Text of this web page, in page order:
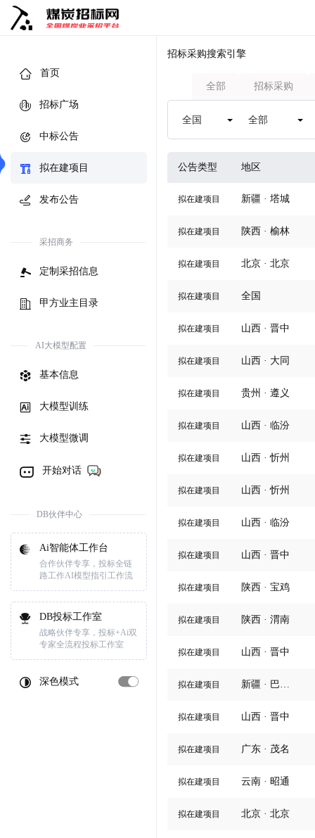
首页
招标广场
中标公告
拟在建项目
发布公告
采招商务
定制采招信息
甲方业主目录
AI大模型配置
基本信息
大模型训练
大模型微调
开始对话
DB伙伴中心
Ai智能体工作台
合作伙伴专享，投标全链
路工作AI模型指引工作流
DB投标工作室
战略伙伴专享，投标+Ai双
专家全流程投标工作室
深色模式
招标采购搜索引擎
全部 招标采购
公告类型 地区
拟在建项目 新疆 · 塔城
拟在建项目 陕西 · 榆林
拟在建项目 北京 · 北京
拟在建项目 全国
拟在建项目 山西 · 晋中
拟在建项目 山西 · 大同
拟在建项目 贵州 · 遵义
拟在建项目 山西 · 临汾
拟在建项目 山西 · 忻州
拟在建项目 山西 · 忻州
拟在建项目 山西 · 临汾
拟在建项目 山西 · 晋中
拟在建项目 陕西 · 宝鸡
拟在建项目 陕西 · 渭南
拟在建项目 山西 · 晋中
拟在建项目 新疆 · 巴音郭楞
拟在建项目 山西 · 晋中
拟在建项目 广东 · 茂名
拟在建项目 云南 · 昭通
拟在建项目 北京 · 北京